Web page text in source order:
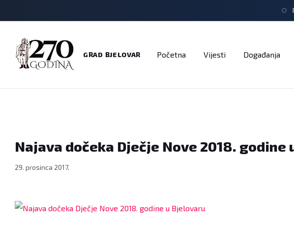
GRAD BJELOVAR Početna Vijesti Događanja
Najava dočeka Dječje Nove 2018. godine
29. prosinca 2017.